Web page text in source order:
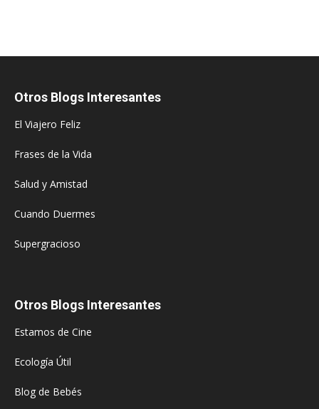
Otros Blogs Interesantes
El Viajero Feliz
Frases de la Vida
Salud y Amistad
Cuando Duermes
Supergracioso
Otros Blogs Interesantes
Estamos de Cine
Ecología Útil
Blog de Bebés